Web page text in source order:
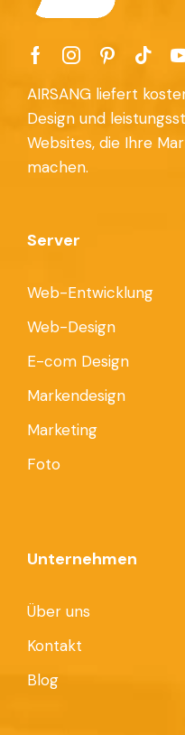
AIRSANG liefert
Design und
Websites, die Ihre
machen.
Server
Web-Entwicklung
Web-Design
E-com Design
Markendesign
Marketing
Foto
Unternehmen
Über uns
Kontakt
Blog